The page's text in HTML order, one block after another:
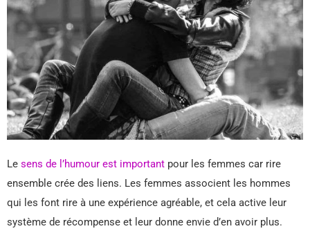
Le sens de l’humour est important pour les femmes car rire
ensemble crée des liens. Les femmes associent les hommes
qui les font rire à une expérience agréable, et cela active leur
système de récompense et leur donne envie d’en avoir plus.